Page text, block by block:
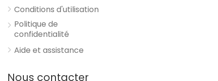
Conditions d'utilisation
Politique de
confidentialité
Aide et assistance
Nous contacter